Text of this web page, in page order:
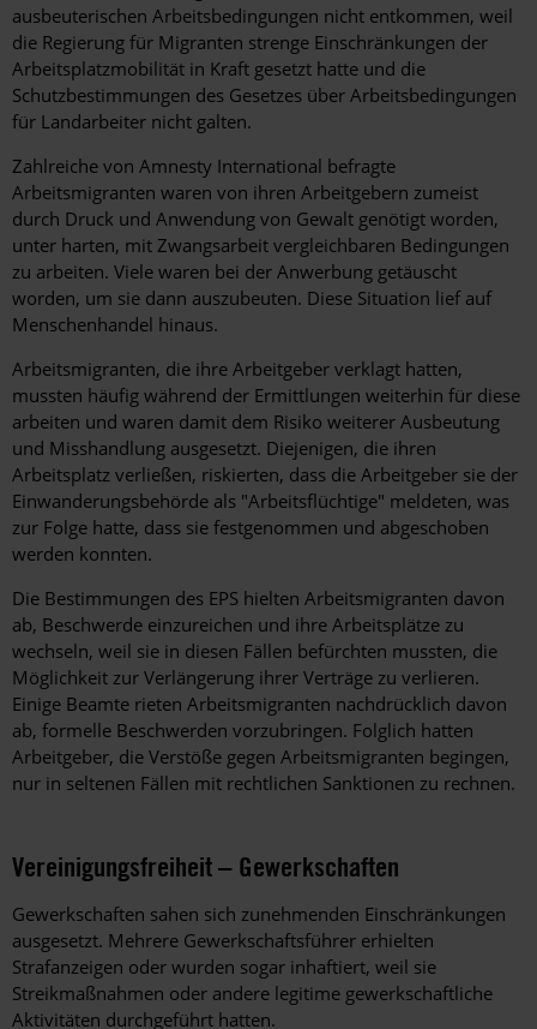
ausbeuterischen Arbeitsbedingungen nicht entkommen, weil
die Regierung für Migranten strenge Einschränkungen der
Arbeitsplatzmobilität in Kraft gesetzt hatte und die
Schutzbestimmungen des Gesetzes über Arbeitsbedingungen
für Landarbeiter nicht galten.
Zahlreiche von Amnesty International befragte
Arbeitsmigranten waren von ihren Arbeitgebern zumeist
durch Druck und Anwendung von Gewalt genötigt worden,
unter harten, mit Zwangsarbeit vergleichbaren Bedingungen
zu arbeiten. Viele waren bei der Anwerbung getäuscht
worden, um sie dann auszubeuten. Diese Situation lief auf
Menschenhandel hinaus.
Arbeitsmigranten, die ihre Arbeitgeber verklagt hatten,
mussten häufig während der Ermittlungen weiterhin für diese
arbeiten und waren damit dem Risiko weiterer Ausbeutung
und Misshandlung ausgesetzt. Diejenigen, die ihren
Arbeitsplatz verließen, riskierten, dass die Arbeitgeber sie der
Einwanderungsbehörde als "Arbeitsflüchtige" meldeten, was
zur Folge hatte, dass sie festgenommen und abgeschoben
werden konnten.
Die Bestimmungen des EPS hielten Arbeitsmigranten davon
ab, Beschwerde einzureichen und ihre Arbeitsplätze zu
wechseln, weil sie in diesen Fällen befürchten mussten, die
Möglichkeit zur Verlängerung ihrer Verträge zu verlieren.
Einige Beamte rieten Arbeitsmigranten nachdrücklich davon
ab, formelle Beschwerden vorzubringen. Folglich hatten
Arbeitgeber, die Verstöße gegen Arbeitsmigranten begingen,
nur in seltenen Fällen mit rechtlichen Sanktionen zu rechnen.
Vereinigungsfreiheit – Gewerkschaften
Gewerkschaften sahen sich zunehmenden Einschränkungen
ausgesetzt. Mehrere Gewerkschaftsführer erhielten
Strafanzeigen oder wurden sogar inhaftiert, weil sie
Streikmaßnahmen oder andere legitime gewerkschaftliche
Aktivitäten durchgeführt hatten.